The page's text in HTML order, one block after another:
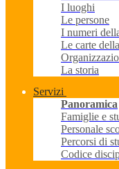
I luoghi
Le persone
I numeri
Le carte
La storia
Servizi
Panoramica
Famiglie e
Personale
Percorsi di
Codice